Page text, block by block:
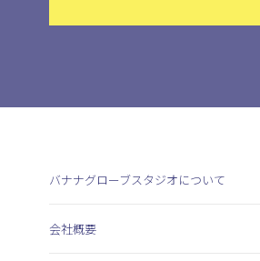
バナナグローブスタジオについて
会社概要